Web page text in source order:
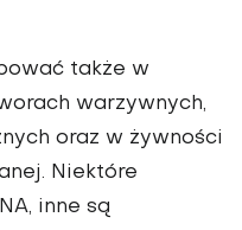
także w
warzywnych,
oraz w żywności
Niektóre
inne są